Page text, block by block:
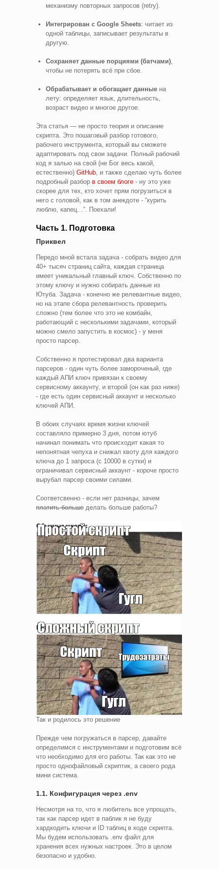
механизму повторных запросов (retry).
Интегрирован с Google Sheets: читает из
одной таблицы, записывает результаты в
другую.
Сохраняет данные порциями (батчами)
чтобы не потерять всё при сбое.
Обрабатывает и обогащает данные на
лету: определяет язык, длительность,
возраст видео и многое другое.
Эта статья — не просто теория и описание
скрипта. Это пошаговый разбор готового,
рабочего инструмента, который вы сможете
адаптировать под свои задачи. Полный рабочий
код я залью на свой (не Бог весь какой,
естественно) GitHub , и также сделаю чуть более
подробный разбор в своем блоге - ну это уже
скорее для тех, кто хочет прям погрузиться в
него с головой, как в том анекдоте - “курить
люблю, капец…”. Поехали!
Часть 1. Подготовка
Приквел
Передо мной встала задача - собрать видео для
40+ тысяч страниц сайта, каждая страница
имеет уникальный главный ключ. Собственно по
этому ключу и нужно собирать данные из
Ютуба. Задача - конечно же релевантные видео,
но на этапе сбора релевантность проверить
сложно (тем более что это не комбайн,
работающий с несколькими задачами, который
можно смело запустить в космос) - у меня
просто парсер.
Собственно я протестировал два варианта
парсеров - один чуть более замороченый, где
каждый АПИ ключ привязан к своему
сервисному аккаунту, и второй (он как раз ниже)
- где есть один сервисный аккаунт и несколько
ключей АПИ.
В обоих случаях время жизни ключей
составляло примерно 3 дня, потом ютуб
начинал понимать что происходит какая то
непонятная чепуха и снижал квоту для каждого
ключа до 1 запроса (с 10000 в сутки) и
ограничивал сервисный аккаунт - короче просто
вырубал парсер своими силами.
Соответсвенно - если нет разницы, зачем
платить больше делать больше работы?
Так и родилось это решение
Прежде чем погружаться в парсер, давайте
определимся с инструментами и подготовим всё
что необходимо для его работы. Так как это не
просто однофайловый скриптик, а своего рода
мини система.
1.1. Конфигурация через .env
Несмотря на то, что я любитель все упрощать,
так как парсер идет в паблик я не буду
хардкодить ключи и ID таблиц в коде скрипта.
Мы будем использовать .env файл для
хранения всех нужных настроек. Это в целом
безопасно и удобно.